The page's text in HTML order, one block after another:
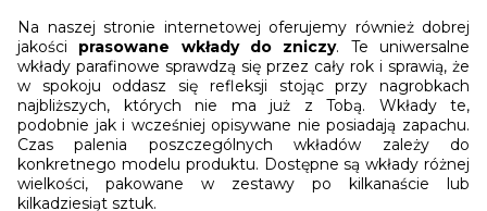
Na naszej stronie internetowej oferujemy również dobrej
jakości prasowane wkłady do zniczy. Te uniwersalne
wkłady parafinowe sprawdzą się przez cały rok i sprawią, że
w spokoju oddasz się refleksji stojąc przy nagrobkach
najbliższych, których nie ma już z Tobą. Wkłady te,
podobnie jak i wcześniej opisywane nie posiadają zapachu.
Czas palenia poszczególnych wkładów zależy do
konkretnego modelu produktu. Dostępne są wkłady różnej
wielkości, pakowane w zestawy po kilkanaście lub
kilkadziesiąt sztuk.